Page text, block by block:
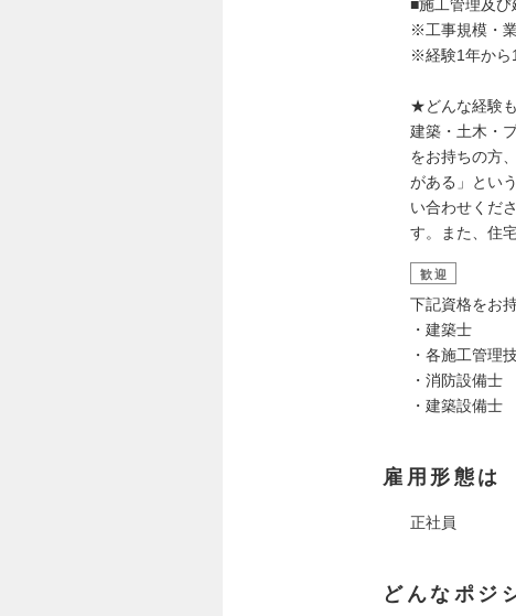
■施工管理及
※工事規模・
※経験1年から
★どんな経験
建築・土木・
をお持ちの方
がある」とい
い合わせくだ
す。また、住
歓迎
下記資格をお
・建築士
・各施工管理
・消防設備士
・建築設備士
雇用形態は
正社員
どんなポジ